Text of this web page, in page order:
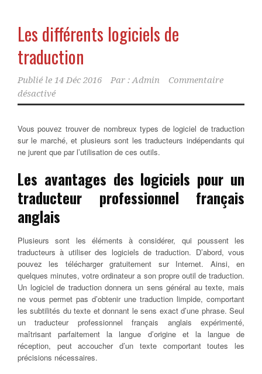
Les différents logiciels de
traduction
Publié le 14 Déc 2016 Par : Admin
Commentaire
désactivé
Vous pouvez trouver de nombreux types de logiciel de traduction
sur le marché, et plusieurs sont les traducteurs indépendants qui
ne jurent que par l’utilisation de ces outils.
Les avantages des logiciels pour un
traducteur professionnel français
anglais
Plusieurs sont les éléments à considérer, qui poussent les
traducteurs à utiliser des logiciels de traduction. D’abord, vous
pouvez les télécharger gratuitement sur Internet. Ainsi, en
quelques minutes, votre ordinateur a son propre outil de traduction.
Un logiciel de traduction donnera un sens général au texte, mais
ne vous permet pas d’obtenir une traduction limpide, comportant
les subtilités du texte et donnant le sens exact d’une phrase. Seul
un traducteur professionnel français anglais expérimenté,
maîtrisant parfaitement la langue d’origine et la langue de
réception, peut accoucher d’un texte comportant toutes les
précisions nécessaires.